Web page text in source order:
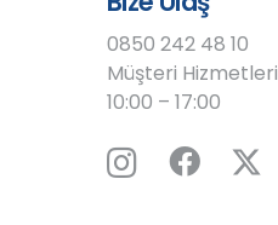
0850 242 48 10
Müşteri Hizmetleri
10:00 – 17:00